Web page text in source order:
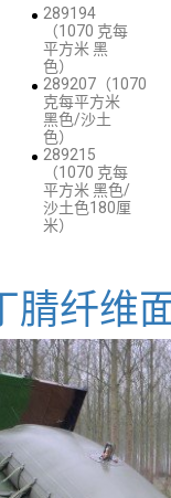
289194
（1070 克每
平方米 黑
色）
289207（1070
克每平方米
黑色/沙土
色）
289215
（1070 克每
平方米 黑色/
沙土色180厘
米）
腈纤维